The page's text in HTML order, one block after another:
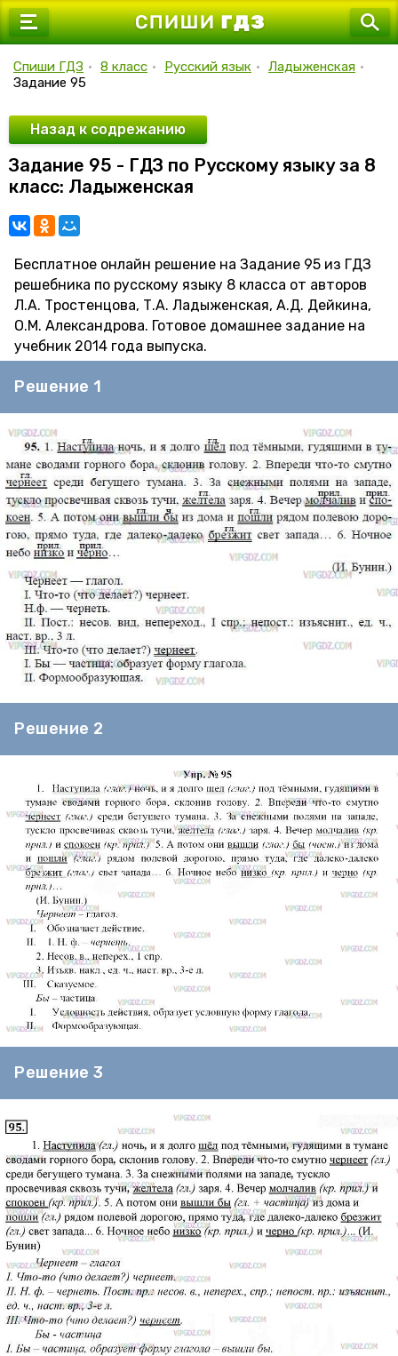
7 класс
9 класс
10 класс
11 класс
Спиши ГДЗ • 8 класс • Русский язык • Ладыженская •
Задание 95
Назад к содрежанию
Задание 95 - ГДЗ по Русскому языку за 8
класс: Ладыженская
Бесплатное онлайн решение на Задание 95 из ГДЗ
решебника по русскому языку 8 класса от авторов
Л.А. Тростенцова, Т.А. Ладыженская, А.Д. Дейкина,
О.М. Александрова. Готовое домашнее задание на
учебник 2014 года выпуска.
Решение 1
Решение 2
Решение 3